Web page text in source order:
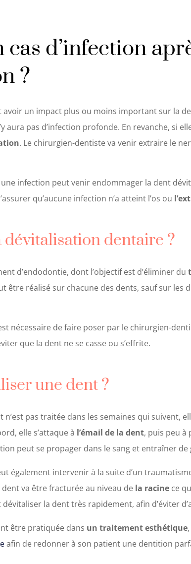
cas d’infection
?
un impact plus ou moins important sur la
aura pas d’infection profonde. En revanche, si
. Le chirurgien-dentiste va venir extraire le
infection peut venir endommager la dent
qu’aucune infection n’a atteint l’os ou
dévitalisation dentaire ?
d’endodontie, dont l’objectif est d’éliminer du
être réalisé sur chacune des dents, sauf sur les
nécessaire de faire poser par le chirurgien-
que la dent ne se casse ou s’effrite.
une dent ?
n’est pas traitée dans les semaines qui suivent,
elle s’attaque à l’émail de la dent, puis peu à
peut se propager dans le sang et entraîner
également intervenir à la suite d’un
dent va être fracturée au niveau de la racinece
dévitaliser la dent très rapidement, afin d’éviter
être pratiquée dans un traitement esthétique
afin de redonner à son patient une dentition